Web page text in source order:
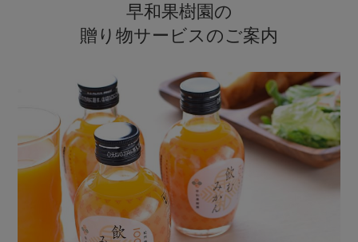
早和果樹園の
贈り物サービスのご案内